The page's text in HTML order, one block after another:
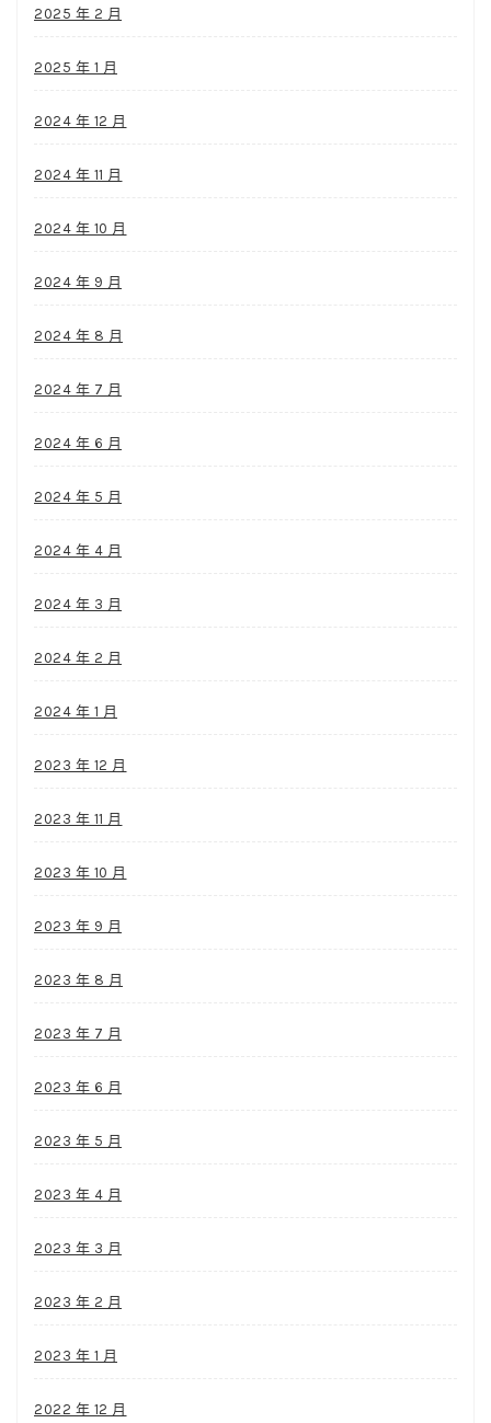
2025 年 2 月
2025 年 1 月
2024 年 12 月
2024 年 11 月
2024 年 10 月
2024 年 9 月
2024 年 8 月
2024 年 7 月
2024 年 6 月
2024 年 5 月
2024 年 4 月
2024 年 3 月
2024 年 2 月
2024 年 1 月
2023 年 12 月
2023 年 11 月
2023 年 10 月
2023 年 9 月
2023 年 8 月
2023 年 7 月
2023 年 6 月
2023 年 5 月
2023 年 4 月
2023 年 3 月
2023 年 2 月
2023 年 1 月
2022 年 12 月